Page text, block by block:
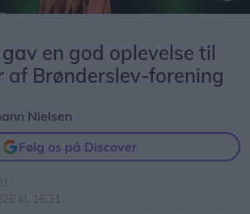
en god oplevelse til
af Brønderslev-forening
Nielsen
Følg os på Discover
kl. 16.31